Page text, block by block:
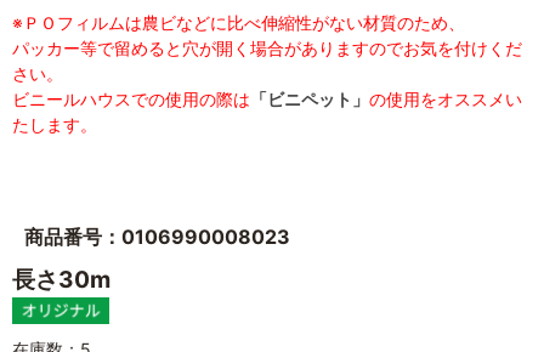
※ＰＯフィルムは農ビなどに比べ伸縮性がない材質のため、
パッカー等で留めると穴が開く場合がありますのでお気を付けくだ
さい。
ビニールハウスでの使用の際は 「ビニペット」 の使用をオススメい
たします。
商品番号：0106990008023
長さ30m